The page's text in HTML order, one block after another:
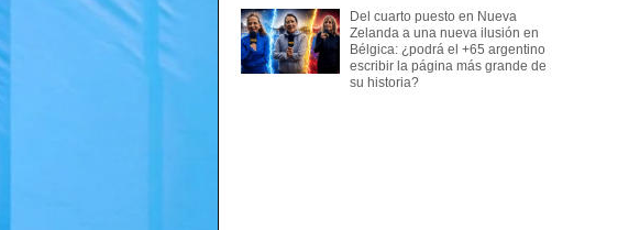
Del cuarto puesto en Nueva
Zelanda a una nueva ilusión en
Bélgica: ¿podrá el +65 argentino
escribir la página más grande de
su historia?